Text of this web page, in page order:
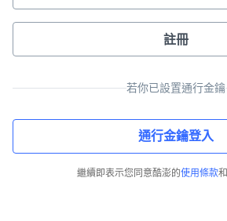
註冊
若你已設置通行金鑰
通行金鑰登入
繼續即表示您同意酷澎的使用條款和